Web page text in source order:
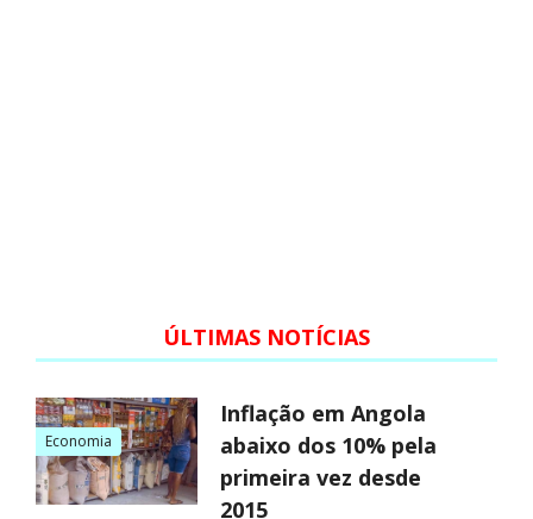
ÚLTIMAS NOTÍCIAS
Economia
Inflação em Angola
abaixo dos 10% pela
primeira vez desde
2015